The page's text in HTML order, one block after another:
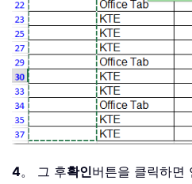
4。 그 후확인버튼을 클릭하면